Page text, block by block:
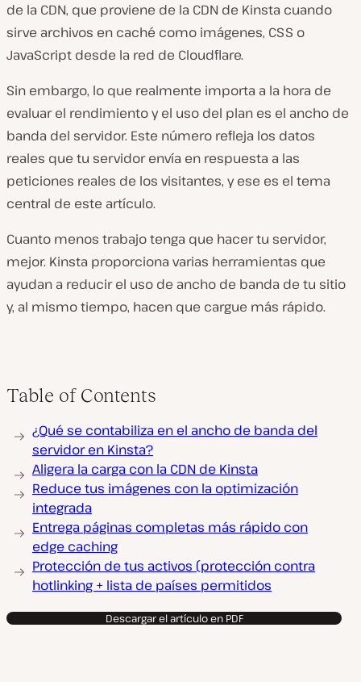
de la CDN, que proviene de la CDN de Kinsta cuando
sirve archivos en caché como imágenes, CSS o
JavaScript desde la red de Cloudflare.
Sin embargo, lo que realmente importa a la hora de
evaluar el rendimiento y el uso del plan es el ancho de
banda del servidor. Este número refleja los datos
reales que tu servidor envía en respuesta a las
peticiones reales de los visitantes, y ese es el tema
central de este artículo.
Cuanto menos trabajo tenga que hacer tu servidor,
mejor. Kinsta proporciona varias herramientas que
ayudan a reducir el uso de ancho de banda de tu sitio
y, al mismo tiempo, hacen que cargue más rápido.
Table of Contents
¿Qué se contabiliza en el ancho de banda del
servidor en Kinsta?
Aligera la carga con la CDN de Kinsta
Reduce tus imágenes con la optimización
integrada
Entrega páginas completas más rápido con
edge caching
Protección de tus activos (protección contra
hotlinking + lista de países permitidos
Descargar el artículo en PDF